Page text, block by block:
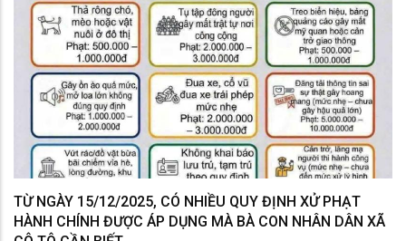
TỪ NGÀY 15/12/2025, CÓ NHIỀU QUY ĐỊNH XỬ PHẠT
HÀNH CHÍNH ĐƯỢC ÁP DỤNG MÀ BÀ CON NHÂN DÂN XÃ